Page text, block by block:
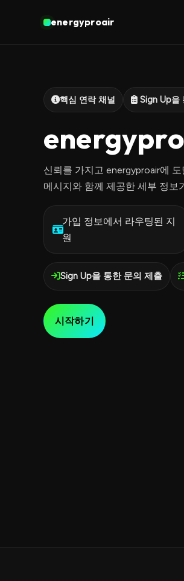
energyproair
핵심 연락 채널 Sign Up을
신뢰를 가지고 energyproair에
메시지와 함께 제공한 세부 정보
가입 정보에서 라우팅된 지
원
Sign Up을 통한 문의 제출
시작하기